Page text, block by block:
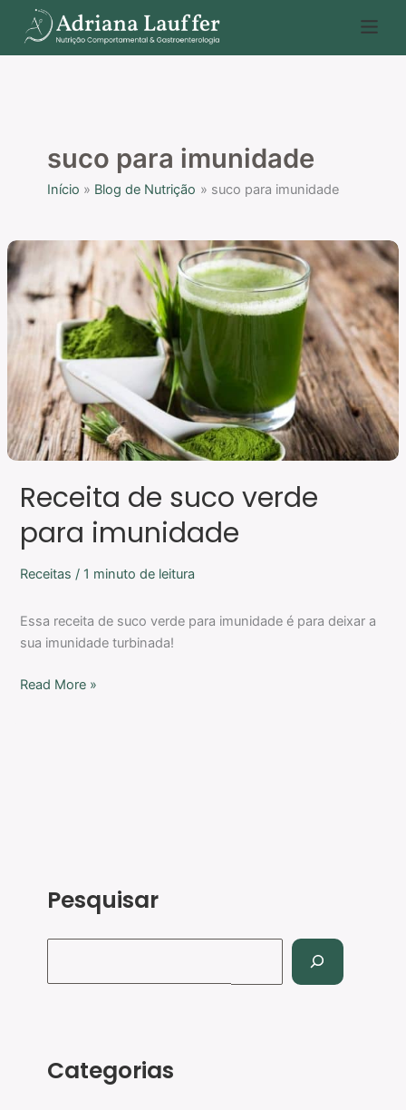
para
o
suco para imunidade
Início Blog de Nutrição suco para imunidade
Receita de suco verde
para imunidade
Receitas / 1 minuto de leitura
Essa receita de suco verde para imunidade é para deixar a
sua imunidade turbinada!
Receita
de
suco
verde
para
imunidade
Read More »
Pesquisar
P
e
s
a
Categorias